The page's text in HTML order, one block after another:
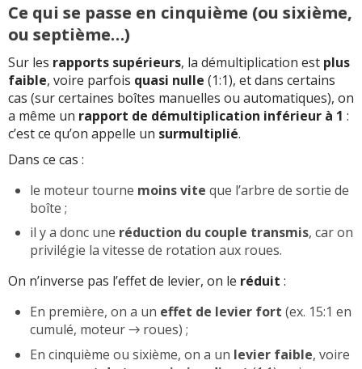
Ce qui se passe en cinquième (ou sixième,
ou septième…)
Sur les rapports supérieurs, la démultiplication est plus
faible, voire parfois quasi nulle (1:1), et dans certains
cas (sur certaines boîtes manuelles ou automatiques), on
a même un rapport de démultiplication inférieur à 1 :
c’est ce qu’on appelle un surmultiplié.
Dans ce cas :
le moteur tourne moins vite que l’arbre de sortie de
boîte ;
il y a donc une réduction du couple transmis, car on
privilégie la vitesse de rotation aux roues.
On n’inverse pas l’effet de levier, on le réduit :
En première, on a un effet de levier fort (ex. 15:1 en
cumulé, moteur → roues) ;
En cinquième ou sixième, on a un levier faible, voire